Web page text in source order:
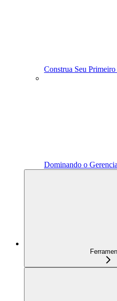
Construa Seu
Dominando o